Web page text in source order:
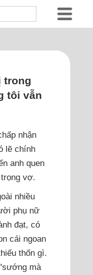
trong
tôi vẫn
nhận
lẽ chính
anh quen
vợ.
nhiều
phụ nữ
đạt, có
cái ngoan
thốn gì.
mà